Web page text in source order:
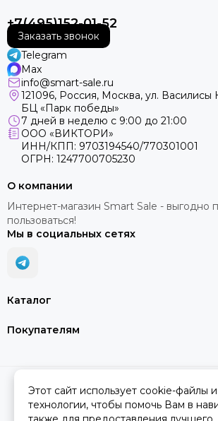
+7(495)152-01-52
Заказать звонок
Telegram
Max
info@smart-sale.ru
121096, Россия, Москва, ул. Василисы
БЦ «Парк победы»
7 дней в неделю с 9:00 до 21:00
ООО «ВИКТОРИ»
ИНН/КПП: 9703194540/770301001
ОГРН: 1247700705230
Каталог
Покупателям
О компании
Интернет-магазин Smart Sale - выгодно
пользоваться!
Мы в социальных сетях
2026 © SMART SALE.Карта
Этот сайт использует cookie-файлы
технологии, чтобы помочь Вам в